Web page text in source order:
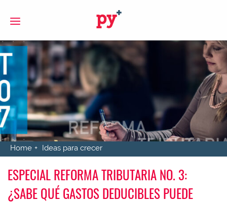
Home Ideas para crecer
ESPECIAL REFORMA TRIBUTARIA NO. 3:
¿SABE QUÉ GASTOS DEDUCIBLES PUEDE